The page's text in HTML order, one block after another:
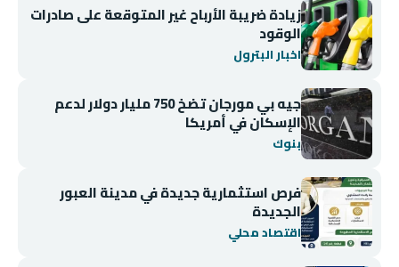
زيادة ضريبة الأرباح غير المتوقعة على صادرات
الوقود
اخبار البترول
جيه بي مورجان تضخ 750 مليار دولار لدعم
الإسكان في أمريكا
بنوك
فرص استثمارية جديدة في مدينة العبور
الجديدة
اقتصاد محلي